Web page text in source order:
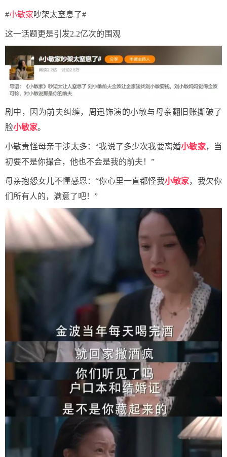
#小敏家吵架太窒息了#
这一话题更是引发2.2亿次的围观
剧中，因为前夫纠缠，周迅饰演的小敏与母亲翻旧账撕破了
脸小敏家。
小敏责怪母亲干涉太多：“我说了多少次我要离婚小敏家，当
初要不是你撮合，他也不会是我的前夫！”
母亲抱怨女儿不懂感恩：“你心里一直都怪我小敏家，我欠你
们所有人的，满意了吧！”